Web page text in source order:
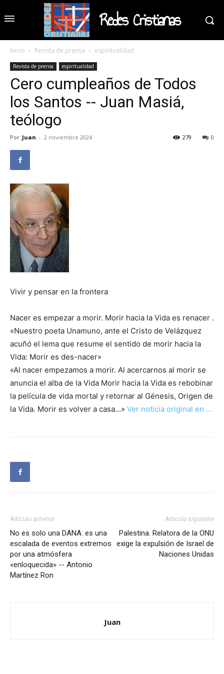
Redes Cristianas
Inicio Revista de prensa espiritualidad
Revista de prensa espiritualidad
Cero cumpleaños de Todos
los Santos -- Juan Masiá,
teólogo
Por Juan - 2 noviembre 2024 0
279
Vivir y pensar en la frontera
Nacer es empezar a morir. Morir hacia la Vida es renacer .
«Nuestro poeta Unamuno, ante el Cristo de Velázquez
acuñó el lema que resume el sentido de morir hacia la
Vida: Morir es des-nacer»
«Al nacer empezamos a morir. Al acercarnos al morir se
anuncia el alba de la Vida Morir hacia la Vida es rebobinar
la película de vida mortal y retornar al Génesis, Origen de
la Vida. Morir es volver a casa…» Ver noticia original en …
Artículo anterior
No es solo una DANA: es una
escalada de eventos extremos
por una atmósfera
«enloquecida» -- Antonio
Martínez Ron
Artículo siguiente
Palestina. Relatora de la ONU
exige la expulsión de Israel de
Naciones Unidas
Juan